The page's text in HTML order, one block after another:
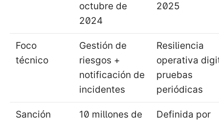
octubre de
2024
2025
Foco
técnico
Gestión de
riesgos +
notificación de
incidentes
Resiliencia
operativa
pruebas
periódicas
Sanción
10 millones de
Definida por